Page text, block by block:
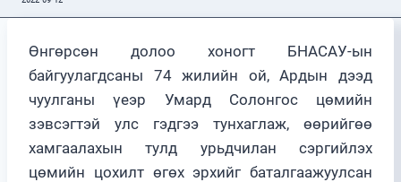
Өнгөрсөн долоо хоногт БНАСАУ-ын
байгуулагдсаны 74 жилийн ой, Ардын дээд
чуулганы үеэр Умард Солонгос цөмийн
зэвсэгтэй улс гэдгээ тунхаглаж, өөрийгөө
хамгаалахын тулд урьдчилан сэргийлэх
цөмийн цохилт өгөх эрхийг баталгаажуулсан